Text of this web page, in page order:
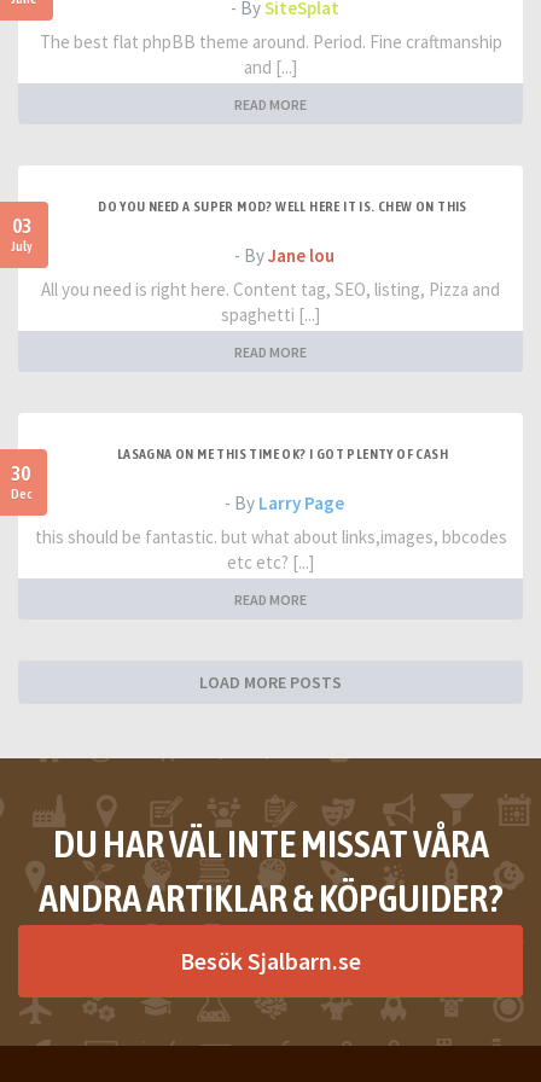
- BySiteSplat
The best flat phpBB theme around. Period. Fine craftmanship
and [...]
READ MORE
03
July
DO YOU NEED A SUPER MOD? WELL HERE IT IS. CHEW ON THIS
- ByJane lou
All you need is right here. Content tag, SEO, listing, Pizza and
spaghetti [...]
READ MORE
30
Dec
LASAGNA ON ME THIS TIME OK? I GOT PLENTY OF CASH
- By Larry Page
this should be fantastic. but what about links,images, bbcodes
etc etc? [...]
READ MORE
LOAD MORE POSTS
DU HAR VÄL INTE MISSAT VÅRA
ANDRA ARTIKLAR & KÖPGUIDER?
Besök Sjalbarn.se